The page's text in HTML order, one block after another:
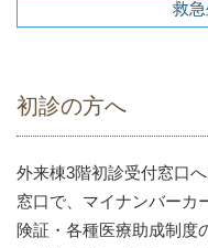
救
初診の方へ
外来棟3階初診受付窓口へ
窓口で、マイナンバーカ
険証・各種医療助成制度